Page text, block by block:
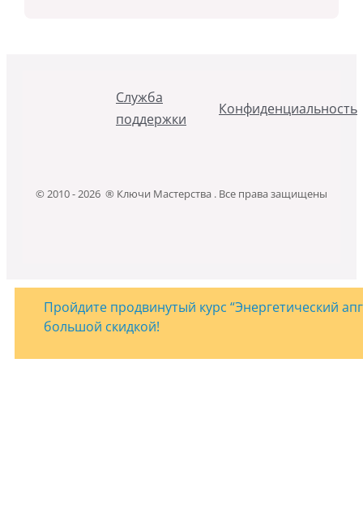
Служба
поддержки
Конфиденциальность
© 2010 - 2026 ® Ключи Мастерства . Все права защищены
Пройдите продвинутый курс “Энергетический
большой скидкой!